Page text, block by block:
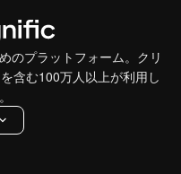
のプラットフォーム。クリ
含む100万人以上が利用し